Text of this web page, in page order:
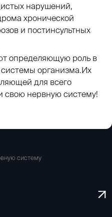
нарушений,
хронической
и постинсультных
определяющую роль в
организма.Их
для всего
свою нервную систему!
систему